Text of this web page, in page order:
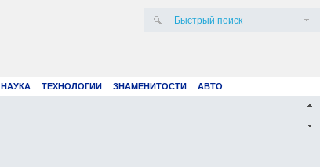
НАУКА ТЕХНОЛОГИИ ЗНАМЕНИТОСТИ
АВТО